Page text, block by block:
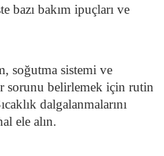
bazı bakım ipuçları ve
soğutma sistemi ve
sorunu belirlemek için rutin
dalgalanmalarını
ele alın.